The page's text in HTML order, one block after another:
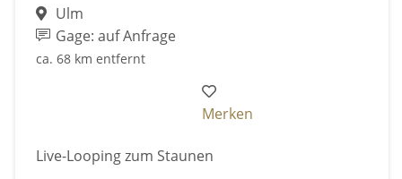
Ulm
Gage: auf Anfrage
ca. 68 km entfernt
Merken
Live-Looping zum Staunen